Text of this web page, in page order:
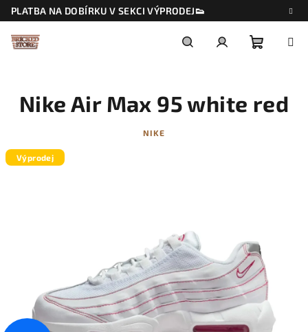
Přejít
na
obsah
PLATBA NA DOBÍRKU V SEKCI VÝPRODEJ👟
košík
Nike Air Max 95 white red
NIKE
Výprodej